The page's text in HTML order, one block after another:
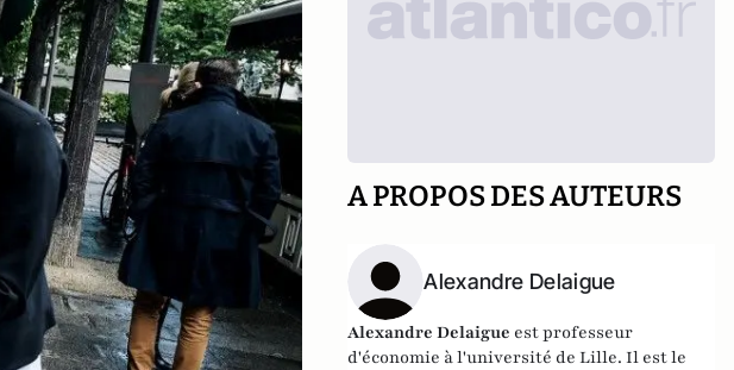
A PROPOS DES AUTEURS
Alexandre Delaigue
Alexandre Delaigue estprofesseur
d'économie à l'université de Lille. Il est le